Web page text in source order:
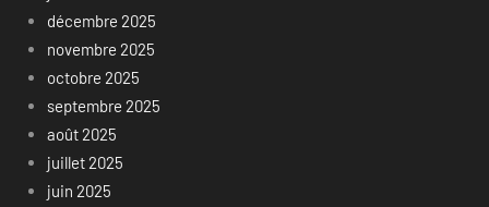
décembre 2025
novembre 2025
octobre 2025
septembre 2025
août 2025
juillet 2025
juin 2025